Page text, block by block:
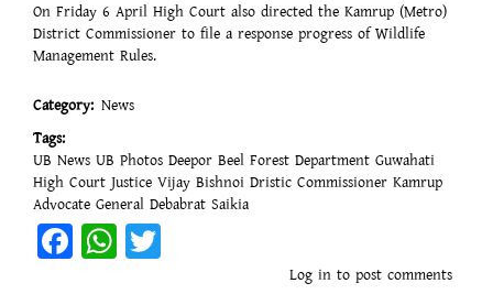
On Friday 6 April High Court also directed the Kamrup (Metro)
District Commissioner to file a response progress of Wildlife
Management Rules.
Category News
Tags
UB News UB Photos Deepor Beel Forest Department Guwahati
High Court Justice Vijay Bishnoi Dristic Commissioner Kamrup
Advocate General Debabrat Saikia
Facebook
WhatsApp
Log in to post comments